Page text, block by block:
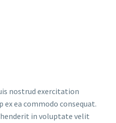
nostrud exercitation
ea commodo consequat.
in voluptate velit